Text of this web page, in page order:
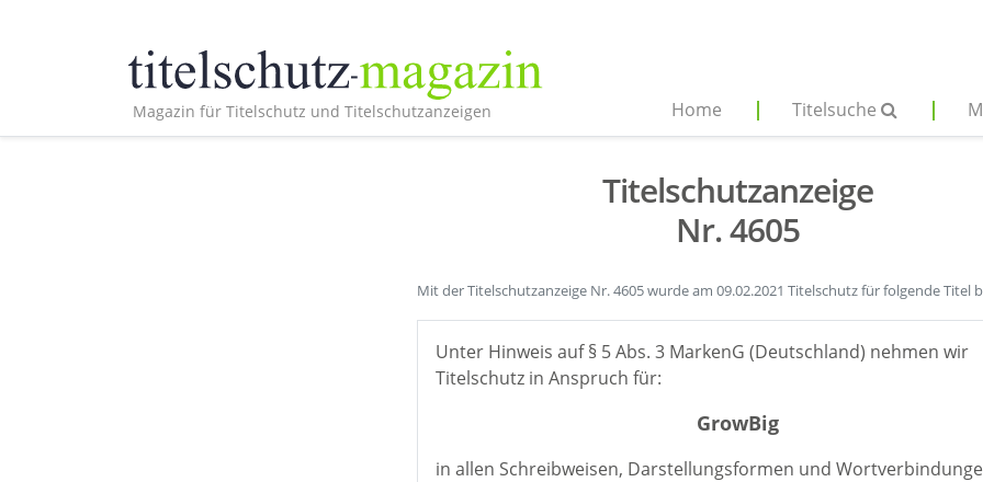
Magazin für Titelschutz und Titelschutzanzeigen Home Titelsuche
Titelschutzanzeige
Nr. 4605
Mit der Titelschutzanzeige Nr. 4605 wurde am 09.02.2021 Titelschutz für folgende Titel
Unter Hinweis auf § 5 Abs. 3 MarkenG (Deutschland) nehmen wir
Titelschutz in Anspruch für:
GrowBig
in allen Schreibweisen, Darstellungsformen und